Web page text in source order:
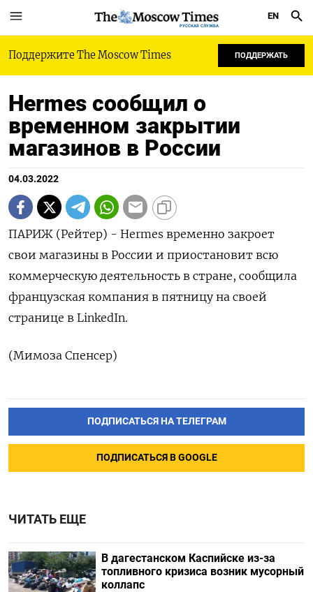
РУССКАЯ СЛУЖБА
EN
Поддержите The Moscow Times ПОДДЕРЖАТЬ
Hermes сообщил о
временном закрытии
магазинов в России
04.03.2022
ПАРИЖ (Рейтер) - Hermes временно закроет
свои магазины в России и приостановит всю
коммерческую деятельность в стране, сообщила
французская компания в пятницу на своей
странице в LinkedIn.
(Мимоза Спенсер)
ПОДПИСАТЬСЯ НА ТЕЛЕГРАМ
ПОДПИСАТЬСЯ В GOOGLE
ЧИТАТЬ ЕЩЕ
В дагестанском Каспийске из-за
топливного кризиса возник мусорный
коллапс